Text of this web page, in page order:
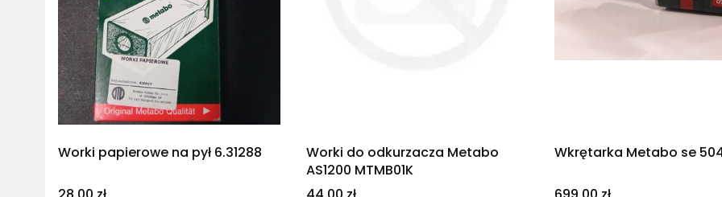
Worki papierowe na pył 6.31288
Worki do odkurzacza Metabo
AS1200 MTMB01K
Wkrętarka Metabo se